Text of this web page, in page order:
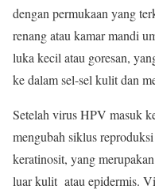
dengan permukaan yang
renang atau kamar mandi
luka kecil atau goresan,
ke dalam sel-sel kulit dan
Setelah virus HPV masuk
mengubah siklus
keratinosit, yang
luar kulit atau epidermis.